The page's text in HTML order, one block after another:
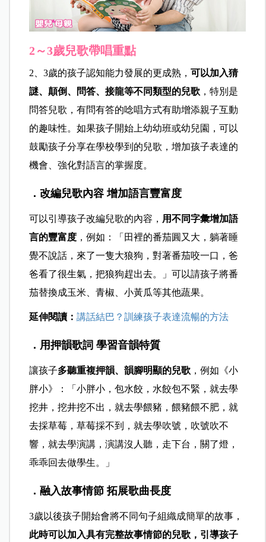
2～3歲兒歌帶唱重點
2、3歲的孩子認知能力發展的更成熟，可以加入猜
謎、顛倒、問答、接龍等不同類型的兒歌 ，特別是
問答兒歌，有問有答的唸唱方式有助增添親子互動
的趣味性。如果孩子開始上幼幼班或幼兒園，可以
鼓勵孩子分享在學校學到的兒歌，增加孩子表達的
機會、強化對語言的掌握度。
．改編兒歌內容 增加語言豐富度
可以引導孩子改編兒歌的內容， 用不同字彙增加語
言的豐富度 ，例如：「田裡的番茄圓又大，躺著睡
覺不說話，來了一隻大狼狗，對著番茄咬一口，爸
爸看了很生氣，把狼狗趕出去。」可以請孩子將番
茄替換成玉米、青椒、小黃瓜等其他蔬果。
延伸閱讀：講話結巴？訓練孩子表達流暢的方法
．用押韻歌詞 學習音韻特質
讓孩子多聽重複押韻、韻腳明顯的兒歌 ，例如《小
胖小》：「小胖小，包水餃，水餃包不緊，就去學
挖井，挖井挖不出，就去學餵豬，餵豬餵不肥，就
去採草莓，草莓採不到，就去學吹號，吹號吹不
響，就去學演講，演講沒人聽，走下台，關了燈，
乖乖回去做學生。」
．融入故事情節 拓展歌曲長度
3歲以後孩子開始會將不同句子組織成簡單的故事，
此時可以加入具有完整故事情節的兒歌，引導孩子